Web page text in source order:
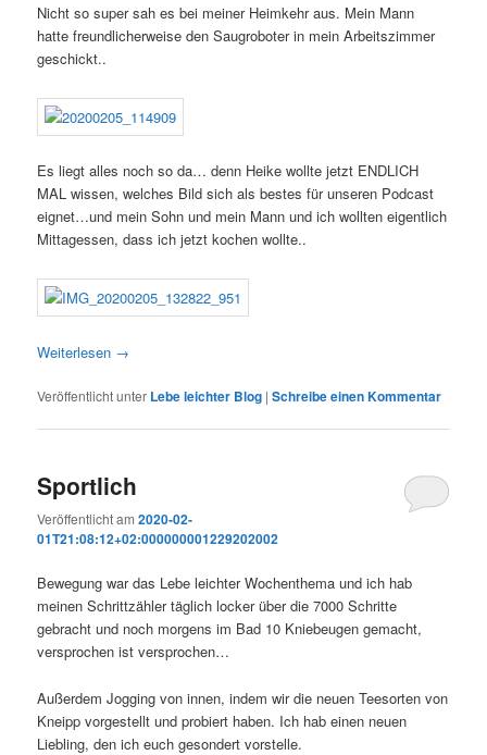
Nicht so super sah es bei meiner Heimkehr aus. Mein Mann
hatte freundlicherweise den Saugroboter in mein Arbeitszimmer
geschickt..
Es liegt alles noch so da… denn Heike wollte jetzt ENDLICH
MAL wissen, welches Bild sich als bestes für unseren Podcast
eignet…und mein Sohn und mein Mann und ich wollten eigentlich
Mittagessen, dass ich jetzt kochen wollte..
Weiterlesen →
Veröffentlicht unter Lebe leichter Blog |Schreibe einen Kommentar
Sportlich
Veröffentlicht am2020-02-
01T21:08:12+02:000000001229202002
Bewegung war das Lebe leichter Wochenthema und ich hab
meinen Schrittzähler täglich locker über die 7000 Schritte
gebracht und noch morgens im Bad 10 Kniebeugen gemacht,
versprochen ist versprochen…
Außerdem Jogging von innen, indem wir die neuen Teesorten von
Kneipp vorgestellt und probiert haben. Ich hab einen neuen
Liebling, den ich euch gesondert vorstelle.